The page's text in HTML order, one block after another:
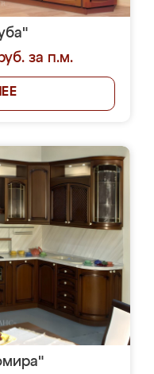
за п.м.